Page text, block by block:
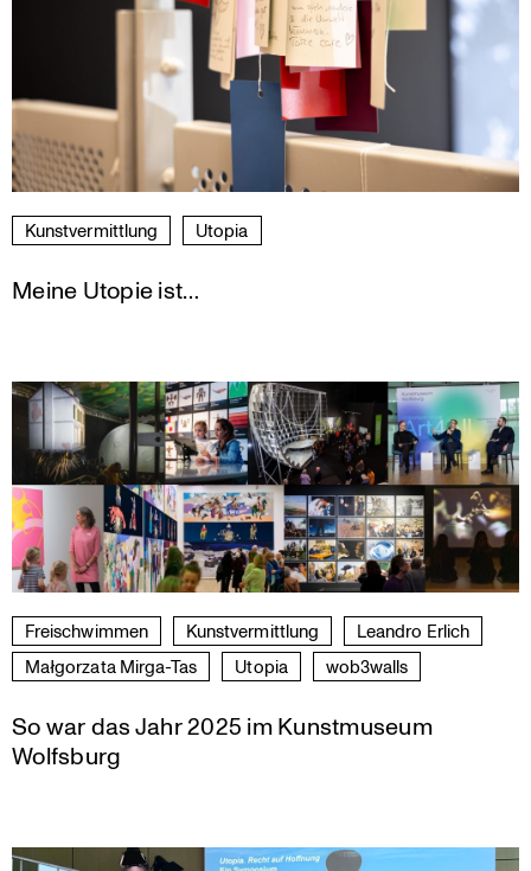
Kunst­ver­mitt­lung Utopia
Meine Utopie ist…
Freischwimmen Kunst­ver­mitt­lung
Leandro Erlich
Małgorzata Mirga-Tas
Utopia wob3walls
So war das Jahr 2025 im Kunstmuseum
Wolfsburg